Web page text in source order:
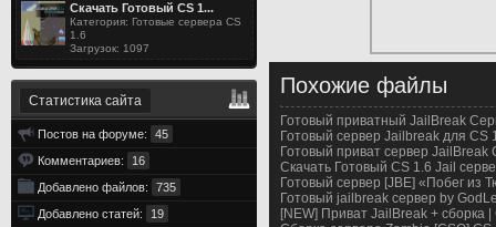
Скачать Готовый CS 1...
Категория: Готовые сервера CS
1.6
Загрузок: 1097
Статистика сайта
Постов на форуме:
45
Комментариев:
16
Добавлено файлов:
735
Добавлено статей:
19
Похожие файлы
Готовый приватный JailBreak
Готовый сервер Jailbreak для CS
Готовый приват сервер JailBreak
Скачать Готовый CS 1.6 Jail
Готовый сервер [JBE] «Побег из
Готовый jailbreak сервер by
[NEW] Приват JailBreak + сборка